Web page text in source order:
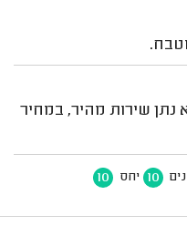
נתן שירות מהיר, במחיר
10 יחס 10